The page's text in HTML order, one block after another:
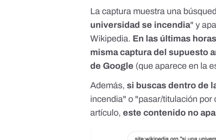
La captura muestra una
universidad se incendia" y
Wikipedia. En las últimas
misma captura del supuesto
de Google (que aparece en la
Además, si buscas dentro de
incendia" o "pasar/titulación
artículo,este contenido no